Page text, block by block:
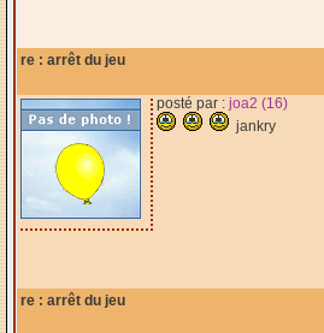
re : arrêt du jeu
posté par : joa2 (16)
jankry
re : arrêt du jeu